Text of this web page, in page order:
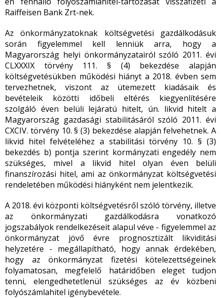
Raiffeisen Bank Zrt-nek.
Az önkormányzatoknak költségvetési gazdálkodásuk
során figyelemmel kell lenniük arra, hogy a
Magyarország helyi önkormányzatairól szóló 2011. évi
CLXXXIX törvény 111. § (4) bekezdése alapján
költségvetésükben működési hiányt a 2018. évben sem
tervezhetnek, viszont az ütemezett kiadásaik és
bevételeik közötti időbeli eltérés kiegyenlítésére
szolgáló éven belüli lejáratú hitelt, ún. likvid hitelt a
Magyarország gazdasági stabilitásáról szóló 2011. évi
CXCIV. törvény 10. § (3) bekezdése alapján felvehetnek. A
likvid hitel felvételéhez a stabilitási törvény 10. § (3)
bekezdés b) pontja szerint kormányzati engedély nem
szükséges, mivel a likvid hitel olyan éven belüli
finanszírozási hitel, ami az önkormányzat költségvetési
rendeletében működési hiányként nem jelentkezik.
A 2018. évi központi költségvetésről szóló törvény, illetve
az önkormányzati gazdálkodásra vonatkozó
jogszabályok rendelkezéseit alapul véve - figyelemmel az
önkormányzat jövő évre prognosztizált likviditási
helyzetére - megállapítható, hogy annak érdekében,
hogy az önkormányzat fizetési kötelezettségeinek
folyamatosan, megfelelő határidőben eleget tudjon
tenni, elengedhetetlenül szükséges az év közbeni
folyószámlahitel igénybevétele.